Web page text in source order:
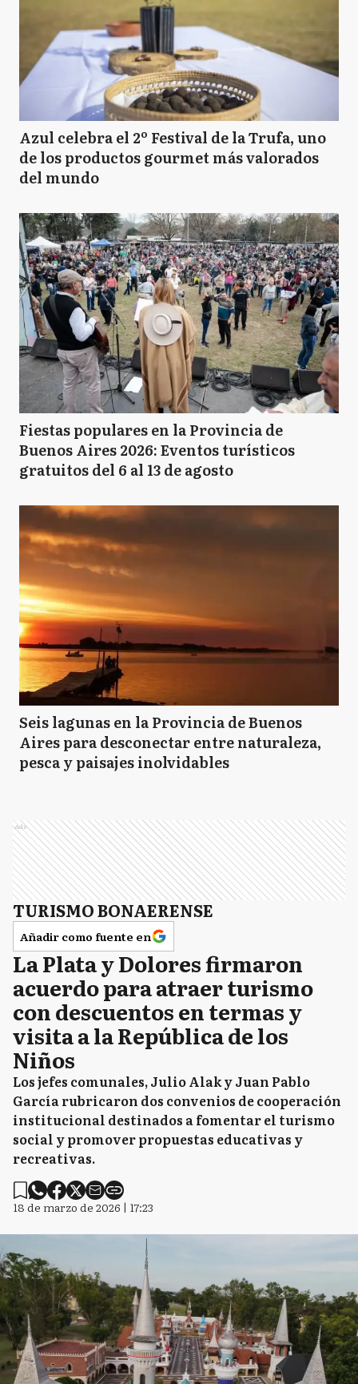
Azul celebra el 2º Festival de la Trufa, uno
de los productos gourmet más valorados
del mundo
Fiestas populares en la Provincia de
Buenos Aires 2026: Eventos turísticos
gratuitos del 6 al 13 de agosto
Seis lagunas en la Provincia de Buenos
Aires para desconectar entre naturaleza,
pesca y paisajes inolvidables
Ads
TURISMO BONAERENSE
Añadir como fuente en
La Plata y Dolores firmaron
acuerdo para atraer turismo
con descuentos en termas y
visita a la República de los
Niños
Los jefes comunales, Julio Alak y Juan Pablo
García rubricaron dos convenios de cooperación
institucional destinados a fomentar el turismo
social y promover propuestas educativas y
recreativas.
18 de marzo de 2026 | 17:23